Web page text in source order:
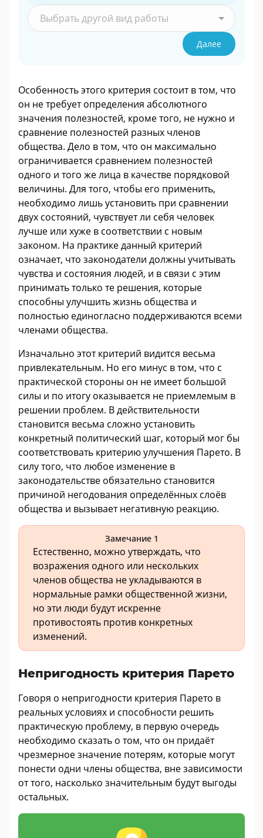
Выбрать другой вид работы
Далее
Особенность этого критерия состоит в том, что
он не требует определения абсолютного
значения полезностей, кроме того, не нужно и
сравнение полезностей разных членов
общества. Дело в том, что он максимально
ограничивается сравнением полезностей
одного и того же лица в качестве порядковой
величины. Для того, чтобы его применить,
необходимо лишь установить при сравнении
двух состояний, чувствует ли себя человек
лучше или хуже в соответствии с новым
законом. На практике данный критерий
означает, что законодатели должны учитывать
чувства и состояния людей, и в связи с этим
принимать только те решения, которые
способны улучшить жизнь общества и
полностью единогласно поддерживаются всеми
членами общества.
Изначально этот критерий видится весьма
привлекательным. Но его минус в том, что с
практической стороны он не имеет большой
силы и по итогу оказывается не приемлемым в
решении проблем. В действительности
становится весьма сложно установить
конкретный политический шаг, который мог бы
соответствовать критерию улучшения Парето. В
силу того, что любое изменение в
законодательстве обязательно становится
причиной негодования определённых слоёв
общества и вызывает негативную реакцию.
Замечание 1
Естественно, можно утверждать, что
возражения одного или нескольких
членов общества не укладываются в
нормальные рамки общественной жизни,
но эти люди будут искренне
противостоять против конкретных
изменений.
Непригодность критерия Парето
Говоря о непригодности критерия Парето в
реальных условиях и способности решить
практическую проблему, в первую очередь
необходимо сказать о том, что он придаёт
чрезмерное значение потерям, которые могут
понести одни члены общества, вне зависимости
от того, насколько значительным будут выгоды
остальных.